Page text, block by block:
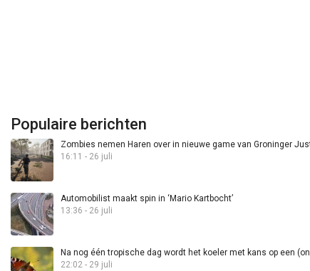
Populaire berichten
Zombies nemen Haren over in nieuwe game van Groninger
16:11 - 26 juli
Automobilist maakt spin in ‘Mario Kartbocht’
13:36 - 26 juli
Na nog één tropische dag wordt het koeler met kans op een
22:02 - 29 juli